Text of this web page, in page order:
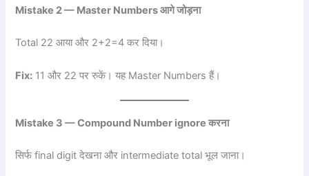
Mistake 2 — Master Numbers आगे जोड़ना
Total 22 आया और 2+2=4 कर दिया।
Fix: 11 और 22 पर रुकें। यह Master Numbers हैं।
Mistake 3 — Compound Number ignore करना
सिर्फ final digit देखना और intermediate total भूल जाना।